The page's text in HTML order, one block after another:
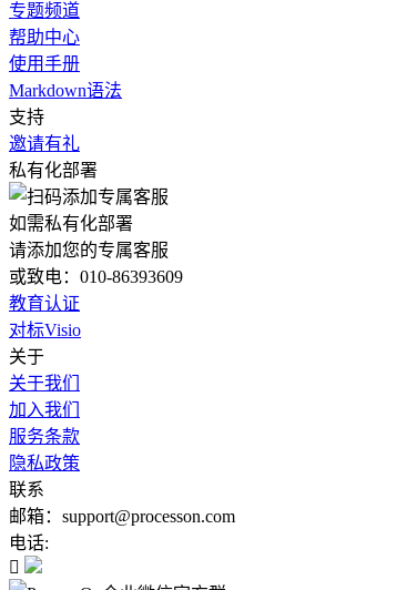
专题频道
帮助中心
使用手册
Markdown语法
支持
邀请有礼
私有化部署
如需私有化部署
请添加您的专属客服
或致电：010-86393609
教育认证
对标Visio
关于
关于我们
加入我们
服务条款
隐私政策
联系
邮箱：support@processon.com
电话:
